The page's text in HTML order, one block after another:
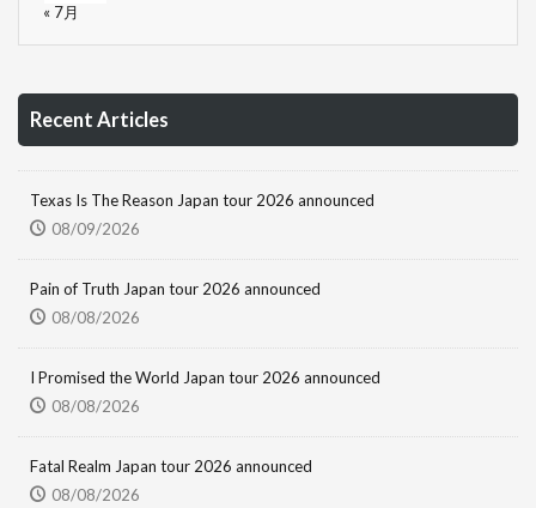
« 7月
Recent Articles
Texas Is The Reason Japan tour 2026 announced
08/09/2026
Pain of Truth Japan tour 2026 announced
08/08/2026
I Promised the World Japan tour 2026 announced
08/08/2026
Fatal Realm Japan tour 2026 announced
08/08/2026